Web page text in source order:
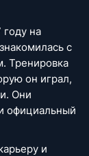
на
с
Тренировка
он играл,
Они
официальный
и